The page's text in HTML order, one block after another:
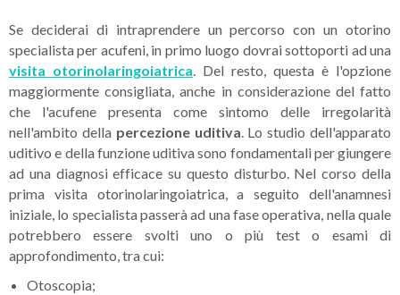
Se deciderai di intraprendere un percorso con un otorino
specialista per acufeni, in primo luogo dovrai sottoporti ad una
visita otorinolaringoiatrica . Del resto, questa è l'opzione
maggiormente consigliata, anche in considerazione del fatto
che l'acufene presenta come sintomo delle irregolarità
nell'ambito della percezione uditiva . Lo studio dell'apparato
uditivo e della funzione uditiva sono fondamentali per giungere
ad una diagnosi efficace su questo disturbo. Nel corso della
prima visita otorinolaringoiatrica, a seguito dell'anamnesi
iniziale, lo specialista passerà ad una fase operativa, nella quale
potrebbero essere svolti uno o più test o esami di
approfondimento, tra cui:
Otoscopia;